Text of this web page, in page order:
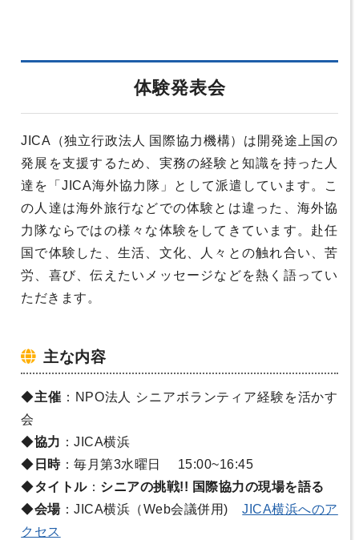
体験発表会
JICA（独立行政法人 国際協力機構）は開発途上国の
発展を支援するため、実務の経験と知識を持った人
達を「JICA海外協力隊」として派遣しています。こ
の人達は海外旅行などでの体験とは違った、海外協
力隊ならではの様々な体験をしてきています。赴任
国で体験した、生活、文化、人々との触れ合い、苦
労、喜び、伝えたいメッセージなどを熱く語ってい
ただきます。
主な内容
◆主催 ：NPO法人 シニアボランティア経験を活かす
会
◆協力 ：JICA横浜
◆ 日時：毎月第3水曜日 15:00~16:45
◆タイトル： シニアの挑戦!! 国際協力の現場を語る
◆会場：JICA横浜（Web会議併用)JICA横浜へのア
クセス